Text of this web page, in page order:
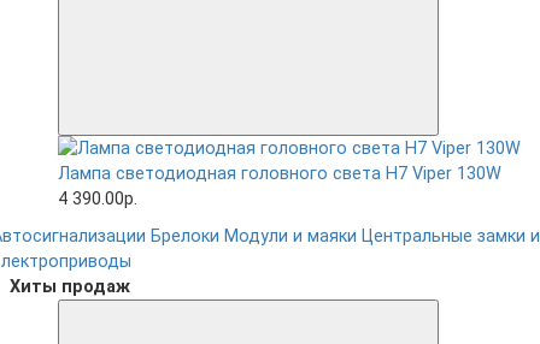
Лампа светодиодная головного света H7 Viper 130W
4 390.00р.
Брелоки Модули и маяки Центральные замки и
Хиты продаж